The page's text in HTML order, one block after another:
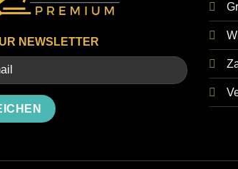
NEWSLETTER